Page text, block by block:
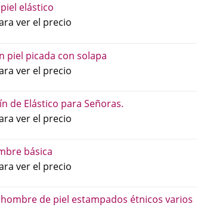
elástico
ver el precio
piel picada con solapa
ver el precio
de Elástico para Señoras.
ver el precio
básica
ver el precio
de piel estampados étnicos varios